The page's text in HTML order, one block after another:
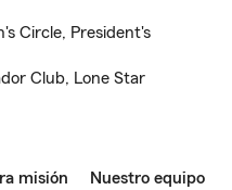
Circle, President's
Club, Lone Star
misión Nuestro equipo